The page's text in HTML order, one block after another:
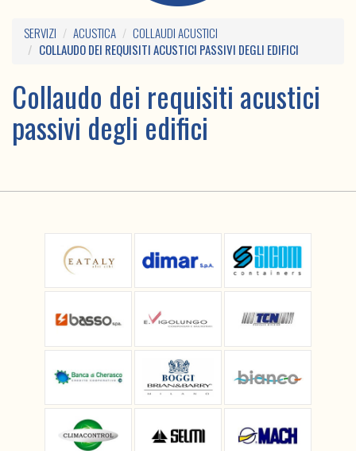
SERVIZI ACUSTICA
COLLAUDI ACUSTICI
COLLAUDO DEI REQUISITI ACUSTICI PASSIVI DEGLI EDIFICI
Collaudo dei requisiti acustici
passivi degli edifici